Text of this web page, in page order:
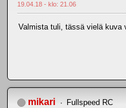
19.04.18 - klo: 21.06
Valmista tuli, tässä vielä kuva
mikari Fullspeed RC